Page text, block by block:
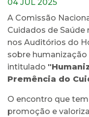
04 JUL 2025
A Comissão
Cuidados de Saúde
nos Auditórios do
sobre
intitulado
Premência do
O encontro que
promoção e